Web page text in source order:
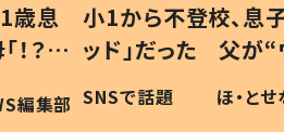
歳息
？」
編集部
小1から不登校、息
ッド」だった 父が
作り続ける理由と
#令和の子
SNSで話題 ほ・と